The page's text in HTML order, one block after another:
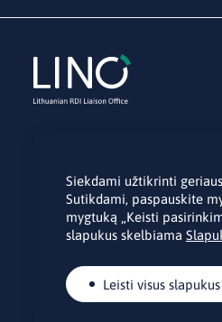
Siekdami užtikrinti
Sutikdami, paspauskite
mygtuką „Keisti
slapukus skelbiama
Leisti visus slapukus